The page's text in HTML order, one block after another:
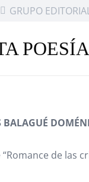
GRUPO
BALAGUÉ
de las